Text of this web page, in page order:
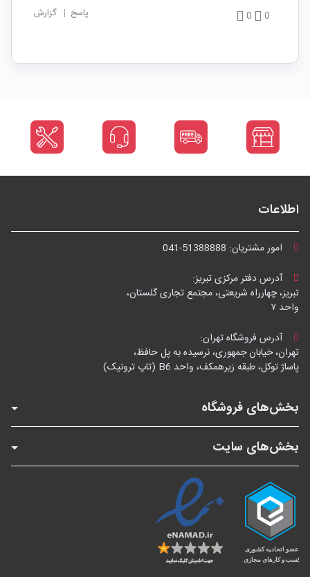
0
0 پاسخ | گزارش
اطلاعات
امور مشتریان: 041-51388888
آدرس دفتر مرکزی تبریز:
تبریز، چهارراه شریعتی، مجتمع تجاری گلستان،
واحد ۷
آدرس فروشگاه تهران:
تهران، خیابان جمهوری، نرسیده به پل حافظ،
پاساژ توکل، طبقه زیرهمکف، واحد B6 (تاپ ترونیک)
بخش‌های فروشگاه
بخش‌های سایت